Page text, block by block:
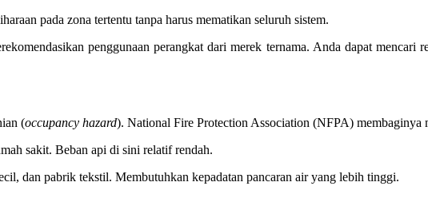
pada zona tertentu tanpa harus mematikan seluruh sistem.
penggunaan perangkat dari merek ternama. Anda dapat mencari
(occupancy hazard). National Fire Protection Association (NFPA) membaginya
sakit. Beban api di sini relatif rendah.
dan pabrik tekstil. Membutuhkan kepadatan pancaran air yang lebih tinggi.